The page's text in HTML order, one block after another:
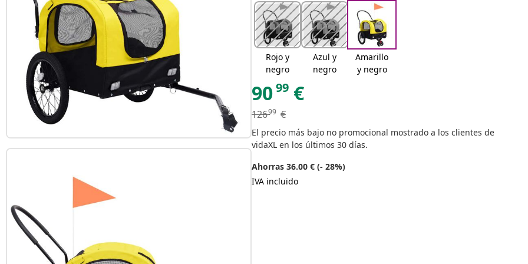
Rojo y
negro
Azul y
negro
Amarillo
y negro
9099 €
12699 €
El precio más bajo no promocional mostrado a los clientes de
vidaXL en los últimos 30 días.
Ahorras 36.00 € (- 28%)
IVA incluido